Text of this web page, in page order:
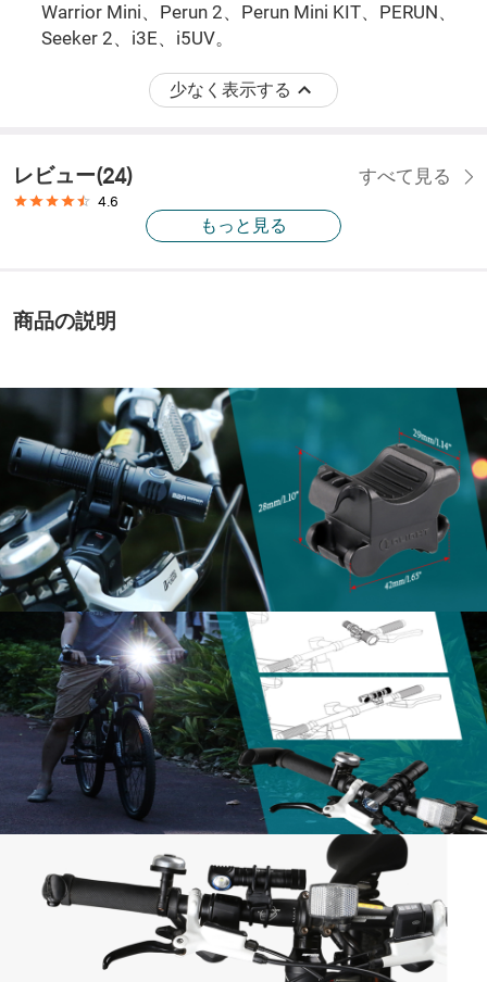
Warrior Mini、Perun 2、Perun Mini KIT、PERUN、
Seeker 2、i3E、i5UV。
少なく表示する
レビュー(24) すべて見る
4.6
もっと見る
商品の説明